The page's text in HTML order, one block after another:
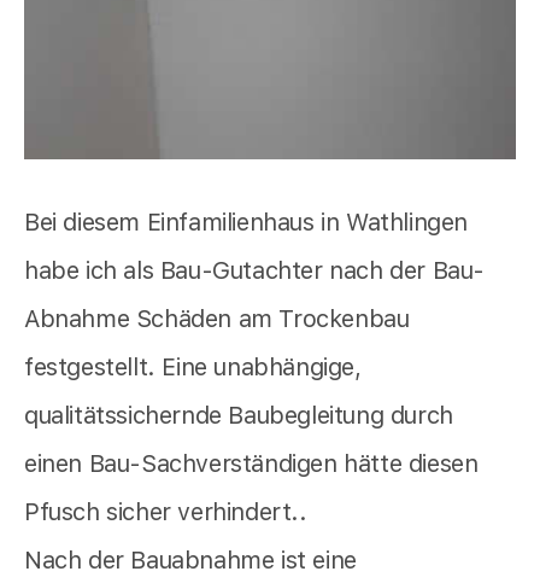
Bei diesem Einfamilienhaus in Wathlingen
habe ich als Bau-Gutachter nach der Bau-
Abnahme Schäden am Trockenbau
festgestellt. Eine unabhängige,
qualitätssichernde Baubegleitung durch
einen Bau-Sachverständigen hätte diesen
Pfusch sicher verhindert..
Nach der Bauabnahme ist eine